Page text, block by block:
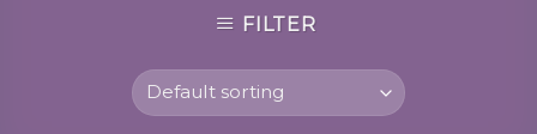
FILTER